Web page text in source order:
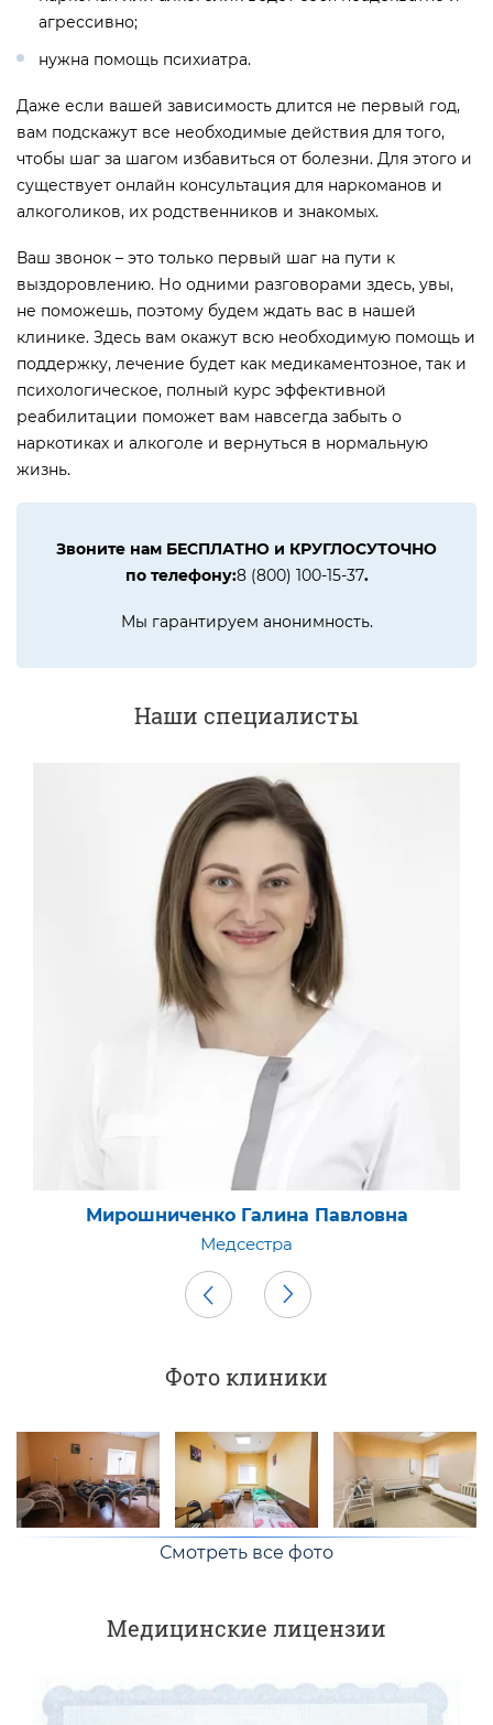
агрессивно;
нужна помощь психиатра.
Даже если вашей зависимость длится не первый год,
вам подскажут все необходимые действия для того,
чтобы шаг за шагом избавиться от болезни. Для этого и
существует онлайн консультация для наркоманов и
алкоголиков, их родственников и знакомых.
Ваш звонок – это только первый шаг на пути к
выздоровлению. Но одними разговорами здесь, увы,
не поможешь, поэтому будем ждать вас в нашей
клинике. Здесь вам окажут всю необходимую помощь и
поддержку, лечение будет как медикаментозное, так и
психологическое, полный курс эффективной
реабилитации поможет вам навсегда забыть о
наркотиках и алкоголе и вернуться в нормальную
жизнь.
Звоните нам БЕСПЛАТНО и КРУГЛОСУТОЧНО
по телефону:8 (800) 100-15-37.
Мы гарантируем анонимность.
Наши специалисты
Забугина Анна Кирилловна
Медсестра
Фото клиники
Смотреть все фото
Медицинские лицензии